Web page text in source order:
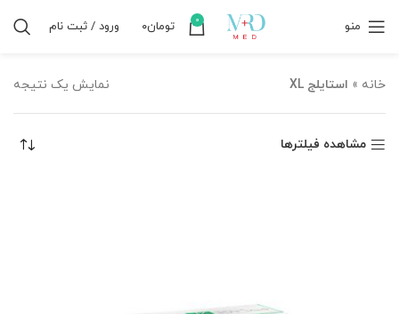
منو 0 تومان۰ ورود / ثبت نام
خانه » استایلج XL نمایش یک نتیجه
مشاهده فیلترها